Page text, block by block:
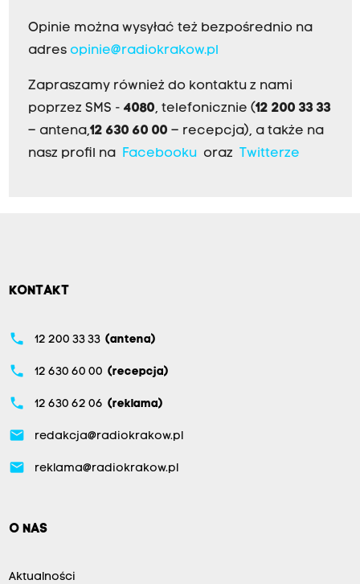
Opinie można wysyłać też bezpośrednio na
adres opinie@radiokrakow.pl
Zapraszamy również do kontaktu z nami
poprzez SMS - 4080, telefonicznie (12 200 33 33
– antena,12 630 60 00 – recepcja), a także na
nasz profil na
Facebookuoraz Twitterze
KONTAKT
phone 12 200 33 33 (antena)
phone 12 630 60 00 (recepcja)
phone 12 630 62 06 (reklama)
email redakcja@radiokrakow.pl
email reklama@radiokrakow.pl
O NAS
Aktualności